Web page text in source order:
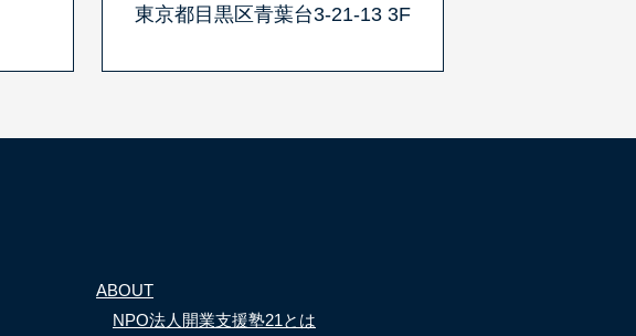
東京都目黒区青葉台3-21-13 3F
ABOUT
NPO法人開業支援塾21とは